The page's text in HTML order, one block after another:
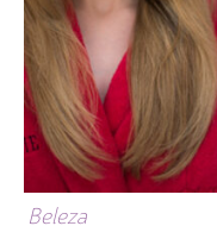
Beleza